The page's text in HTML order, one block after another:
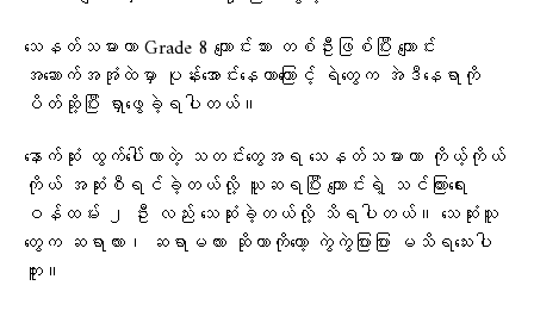
သေနတ်သမားဟာ Grade 8 ကျောင်းသား တစ်ဦးဖြစ်ပြီး ကျောင်း
အဆောက်အအုံထဲမှာ ပုန်းအောင်းနေတာကြောင့် ရဲတွေက အဲဒီနေရာကို
ပိတ်ဆို့ပြီး ရှာဖွေခဲ့ရပါတယ်။
နောက်ဆုံး ထွက်ပေါ်လာတဲ့ သတင်းတွေအရ သေနတ်သမားဟာ ကိုယ့်ကိုယ်
ကိုယ် အဆုံးစီရင်ခဲ့တယ်လို့ ယူဆရပြီး ကျောင်းရဲ့ သင်ကြားရေး
ဝန်ထမ်း ၂ ဦး လည်း သေဆုံးခဲ့တယ်လို့ သိရပါတယ်။ သေဆုံးသူ
တွေက ဆရာလား၊ ဆရာမလား ဆိုတာကိုတော့ ကွဲကွဲပြားပြား မသိရသေးပါ
ဘူး။